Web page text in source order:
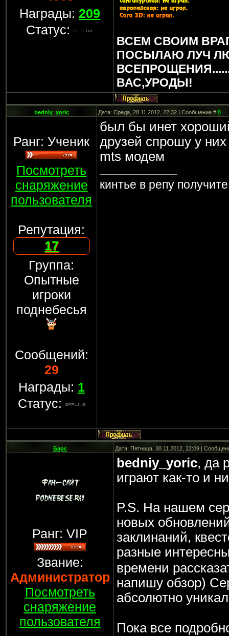
Награды:209
Статус:
ВСЕМ СВОИМ
ПОСЫЛАЮ ЛУЧ
ВАС,УРОДЫ!
bedniy_yoric Дата: Среда, 28.11.2012, 22:32 | Сообщение #8
Ранг: Ученик
Посмотреть
снаряжение
пользователя
Репутация:
17
Группа:
Опытные
игроки
поднебесья
Сообщений:
29
Награды: 1
Статус:
был бы инет
друзей спрошу у
mts модем
кинтье в репу
Барс Дата: Пятница, 30.11.2012, 22:09 |
Ранг: VIP
Звание:
Администратор
Посмотреть
снаряжение
пользователя
bedniy_yoric, да
играют как-то и
P.S. На нашем
новых
заклинаний,
разные
времени
напишу обзор)
абсолютно
Пока все